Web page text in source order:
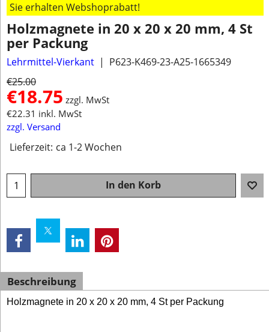
Sie erhalten Webshoprabatt!
Holzmagnete in 20 x 20 x 20 mm, 4 St
per Packung
Lehrmittel-Vierkant
P623-K469-23-A25-1665349
€25.00
€18.75 zzgl. MwSt
€22.31 inkl. MwSt
zzgl. Versand
Lieferzeit: ca 1-2 Wochen
In den Korb
Beschreibung
Holzmagnete in 20 x 20 x 20 mm, 4 St per Packung